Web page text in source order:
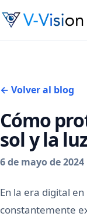
← Volver al blog
Cómo
sol y la
6 de mayo de 2024
En la era digital
constantemente